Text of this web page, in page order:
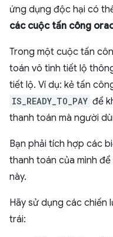
ứng dụng độc hại có
các cuộc tấn công
Trong một cuộc tấn
toán vô tình tiết lộ
tiết lộ. Ví dụ: kẻ tấn
IS_READY_TO_PAY để
thanh toán mà người
Bạn phải tích hợp các
thanh toán của mình
này.
Hãy sử dụng các chiến
trái: